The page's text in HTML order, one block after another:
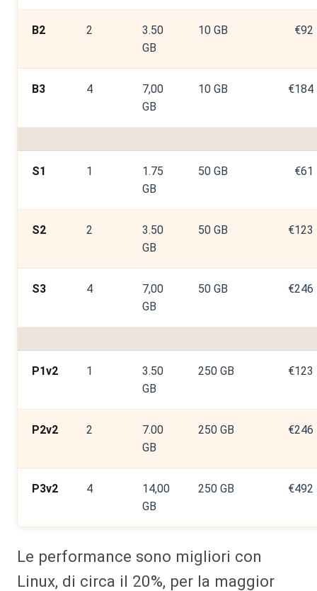
B2 2
3.50
GB
10 GB €92
B3 4
7,00
GB
10 GB €184
S1 1
1.75
GB
50 GB €61
S2 2
3.50
GB
50 GB €123
S3 4
7,00
GB
50 GB €246
P1v2 1
3.50
GB
250 GB €123
P2v2 2
7.00
GB
250 GB €246
P3v2 4
14,00
GB
250 GB €492
Le performance sono migliori con
Linux, di circa il 20%, per la maggior